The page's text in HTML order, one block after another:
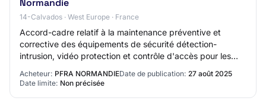
Normandie
14-Calvados · West Europe · France
Accord-cadre relatif à la maintenance préventive et
corrective des équipements de sécurité détection-
intrusion, vidéo protection et contrôle d'accès pour les
Acheteur: PFRA NORMANDIEDate de publication: 27 août 2025
Date limite: Non précisée